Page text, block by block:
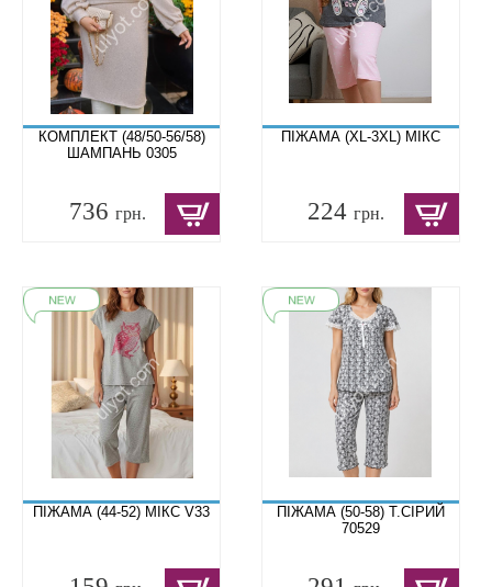
КОМПЛЕКТ (48/50-56/58)
ШАМПАНЬ 0305
736 грн.
ПІЖАМА (XL-3XL) МІКС
224грн.
ПІЖАМА (44-52) МІКС V33
ПІЖАМА (50-58) Т.СІРИЙ
70529